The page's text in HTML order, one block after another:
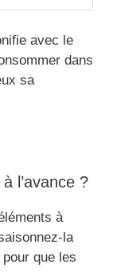
avec le
dans
sa
l’avance ?
à
la
que les